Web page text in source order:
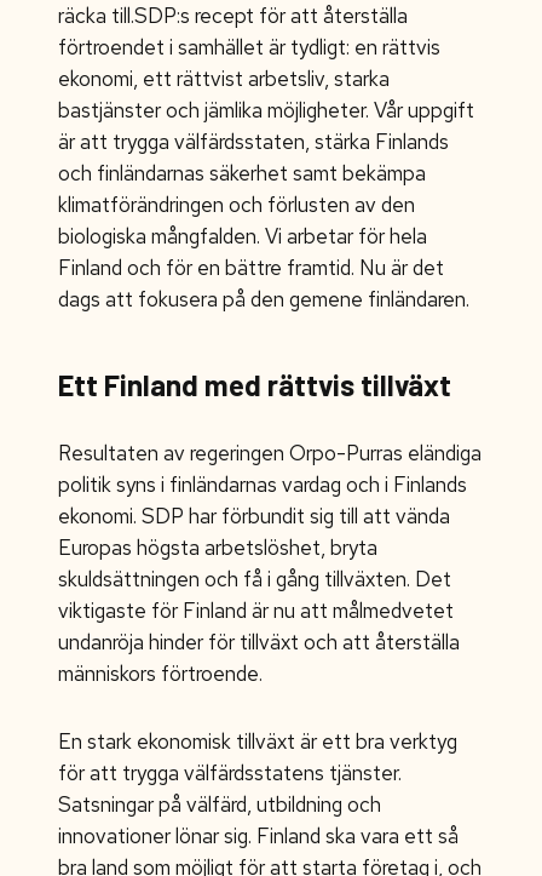
räcka till.SDP:s recept för att återställa
förtroendet i samhället är tydligt: en rättvis
ekonomi, ett rättvist arbetsliv, starka
bastjänster och jämlika möjligheter. Vår uppgift
är att trygga välfärdsstaten, stärka Finlands
och finländarnas säkerhet samt bekämpa
klimatförändringen och förlusten av den
biologiska mångfalden. Vi arbetar för hela
Finland och för en bättre framtid. Nu är det
dags att fokusera på den gemene finländaren.
Ett Finland med rättvis tillväxt
Resultaten av regeringen Orpo-Purras eländiga
politik syns i finländarnas vardag och i Finlands
ekonomi. SDP har förbundit sig till att vända
Europas högsta arbetslöshet, bryta
skuldsättningen och få i gång tillväxten. Det
viktigaste för Finland är nu att målmedvetet
undanröja hinder för tillväxt och att återställa
människors förtroende.
En stark ekonomisk tillväxt är ett bra verktyg
för att trygga välfärdsstatens tjänster.
Satsningar på välfärd, utbildning och
innovationer lönar sig. Finland ska vara ett så
bra land som möjligt för att starta företag i, och